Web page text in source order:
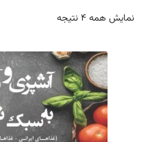
نمایش همه 4 نتیجه